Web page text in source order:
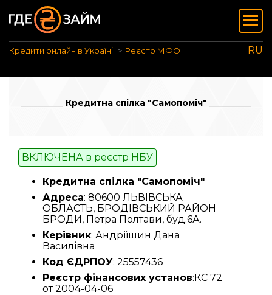
Кредити онлайн в Україні Реєстр МФО RU
Кредитна спілка "Самопоміч"
ВКЛЮЧЕНА в реєстр НБУ
Кредитна спілка "Самопоміч"
Адреса: 80600 ЛЬВІВСЬКА
ОБЛАСТЬ, БРОДІВСЬКИЙ РАЙОН
БРОДИ, Петра Полтави, буд.6А.
Керівник: Андріїшин Дана
Василівна
Код ЄДРПОУ: 25557436
Реєстр фінансових установ:КС 72
от 2004-04-06